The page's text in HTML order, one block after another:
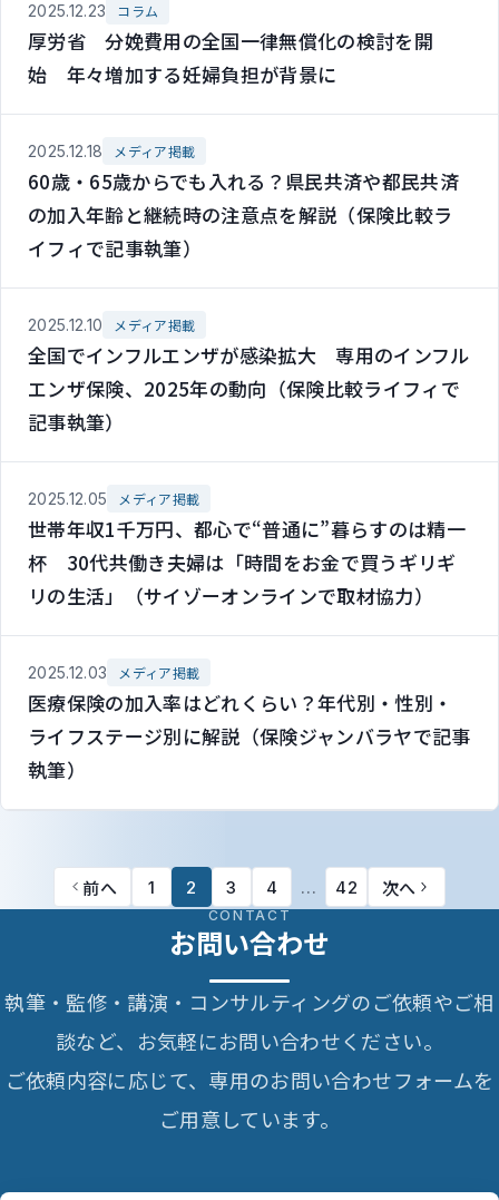
2025.12.23 コラム
厚労省 分娩費用の全国一律無償化の検討を開
始 年々増加する妊婦負担が背景に
2025.12.18 メディア掲載
60歳・65歳からでも入れる？県民共済や都民共済
の加入年齢と継続時の注意点を解説（保険比較ラ
イフィで記事執筆）
2025.12.10 メディア掲載
全国でインフルエンザが感染拡大 専用のインフル
エンザ保険、2025年の動向（保険比較ライフィで
記事執筆）
2025.12.05 メディア掲載
世帯年収1千万円、都心で“普通に”暮らすのは精一
杯 30代共働き夫婦は「時間をお金で買うギリギ
リの生活」（サイゾーオンラインで取材協力）
2025.12.03 メディア掲載
医療保険の加入率はどれくらい？年代別・性別・
ライフステージ別に解説（保険ジャンバラヤで記事
執筆）
前へ 1 2 3 4 … 42 次へ
CONTACT
お問い合わせ
執筆・監修・講演・コンサルティングのご依頼やご相
談など、お気軽にお問い合わせください。
ご依頼内容に応じて、専用のお問い合わせフォームを
ご用意しています。